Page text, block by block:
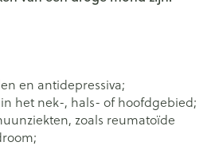
en antidepressiva;
het nek-, hals- of hoofdgebied;
zoals reumatoïde